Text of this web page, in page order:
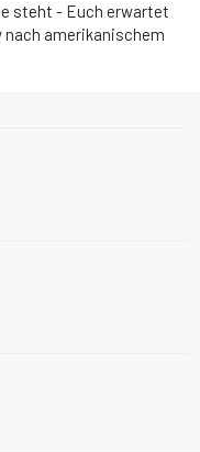
steht - Euch erwartet
nach amerikanischem